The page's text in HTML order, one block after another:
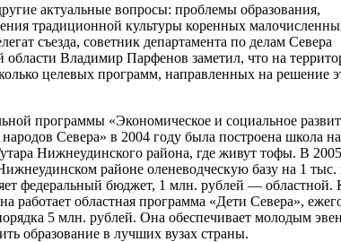
актуальные вопросы: проблемы образования,
традиционной культуры коренных
съезда, советник департамента по делам Севера
Владимир Парфенов заметил, что на
целевых программ, направленных на решение
программы «Экономическое и социальное
Севера» в 2004 году была построена школа
Нижнеудинского района, где живут тофы. В
районе оленеводческую базу на 1 тыс.
федеральный бюджет, 1 млн. рублей — областной.
работает областная программа «Дети Севера»,
5 млн. рублей. Она обеспечивает молодым
образование в лучших вузах страны.